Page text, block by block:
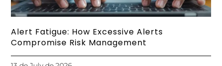
Alert Fatigue: How Excessive Alerts
Compromise Risk Management